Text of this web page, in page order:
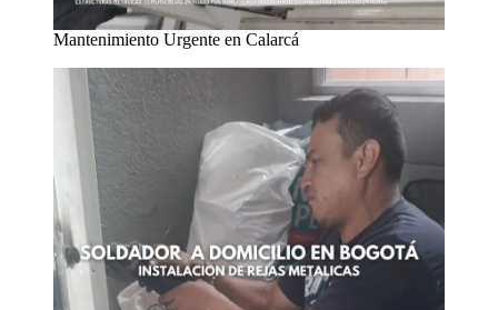
Mantenimiento Urgente en Calarcá